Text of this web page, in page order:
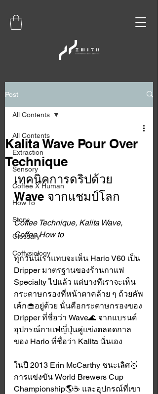
Post
All Contents
Extraction
Sensory
Coffee X Human
How To
Story
Glossary
Coffysiology
All Contents
Kalita Wave Pour Over
Technique
เทคนิคการดริปด้วย
Wave จากแชมป์โลก
Coffee Technique, Kalita Wave,
Coffee How to
ทุกวันนี้เราแทบจะเห็น Hario V60 เป็น
Dripper มาตรฐานของร้านกาแฟ
Specialty ไปแล้ว แต่บางทีเราจะเห็น
กระดาษกรองที่หน้าตาคล้าย ๆ ถ้วยคัพ
เค้ก🧁อยู่ด้วย นั่นคือกระดาษกรองของ
Dripper ที่ชื่อว่า Wave🌊 จากแบรนด์
อุปกรณ์กาแฟญี่ปุ่นคู่แข่งตลอดกาล
ของ Hario ที่ชื่อว่า Kalita นั่นเอง
ในปี 2013 Erin McCarthy ชนะเลิศ🥇
การแข่งขัน World Brewers Cup
Championship🌎☕️ และอุปกรณ์ที่เขา